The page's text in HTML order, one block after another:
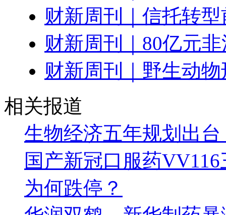
财新周刊｜信托转
财新周刊｜80亿元
财新周刊｜野生动
相关报道
生物经济五年规划出
国产新冠口服药
为何跌停？